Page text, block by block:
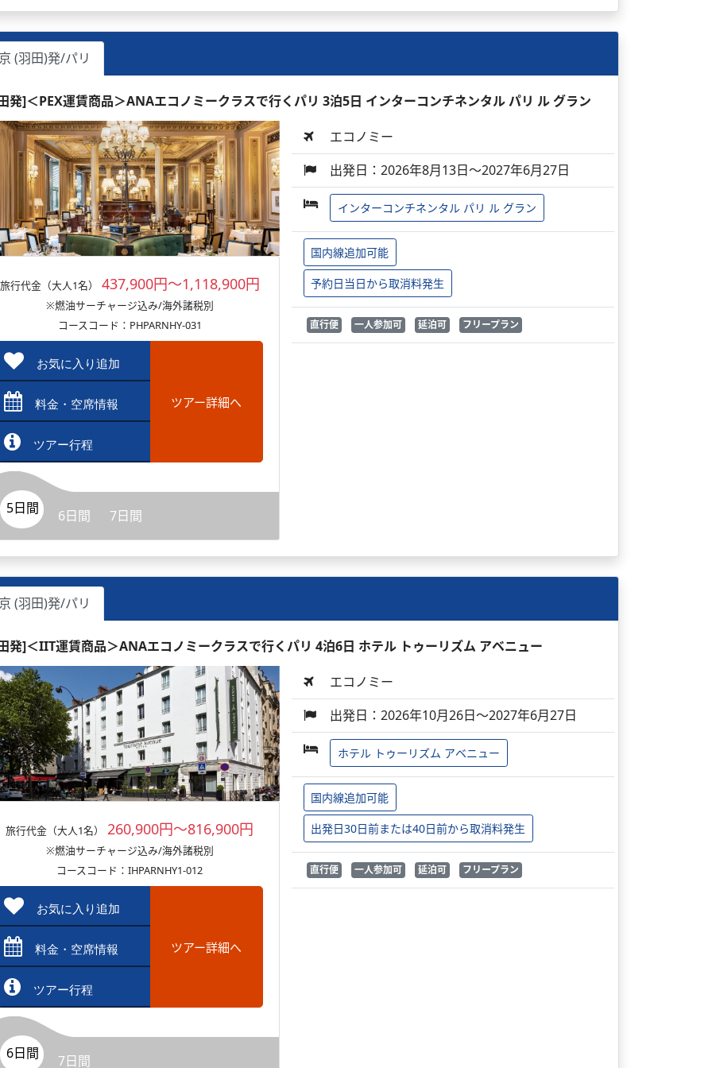
(羽田)発/パリ
発]＜PEX運賃商品＞ANAエコノミークラスで行くパリ 3泊5日 インターコンチネンタル パリ ル グラン
旅行代金（大人1名） 437,900円～1,118,900円
※燃油サーチャージ込み/海外諸税別
コースコード：PHPARNHY-031
お気に入り追加
料金・空席情報
ツアー行程
ツアー詳細へ
5日間 6日間 7日間
エコノミー
出発日：2026年8月13日～2027年6月27日
インターコンチネンタル パリ ル グラン
国内線追加可能
予約日当日から取消料発生
直行便 一人参加可 延泊可 フリープラン
(羽田)発/パリ
発]＜IIT運賃商品＞ANAエコノミークラスで行くパリ 4泊6日 ホテル トゥーリズム アベニュー
旅行代金（大人1名） 260,900円～816,900円
※燃油サーチャージ込み/海外諸税別
コースコード：IHPARNHY1-012
お気に入り追加
料金・空席情報
ツアー行程
ツアー詳細へ
6日間 7日間
エコノミー
出発日：2026年10月26日～2027年6月27日
ホテル トゥーリズム アベニュー
国内線追加可能
出発日30日前または40日前から取消料発生
直行便 一人参加可 延泊可 フリープラン